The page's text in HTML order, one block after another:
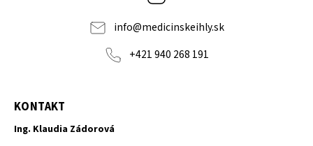
info@medicinskeihly.sk
+421 940 268 191
KONTAKT
Ing. Klaudia Zádorová